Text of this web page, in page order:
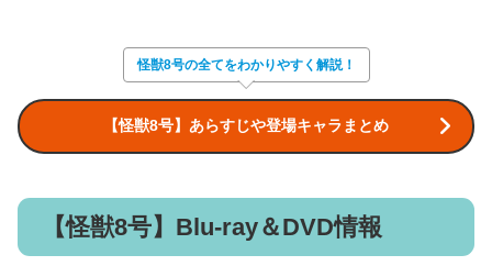
怪獣8号の全てをわかりやすく解説！
【怪獣8号】あらすじや登場キャラまとめ
【怪獣8号】Blu-ray＆DVD情報